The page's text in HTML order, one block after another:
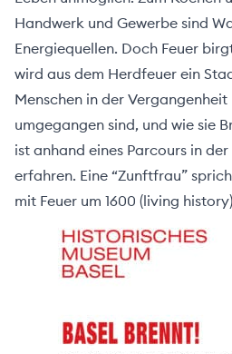
melden
Handwerk und Gewerbe sind
Energiequellen. Doch Feuer
wird aus dem Herdfeuer ein
Menschen in der
umgegangen sind, und wie sie
ist anhand eines Parcours in
erfahren. Eine “Zunftfrau”
mit Feuer um 1600 (living